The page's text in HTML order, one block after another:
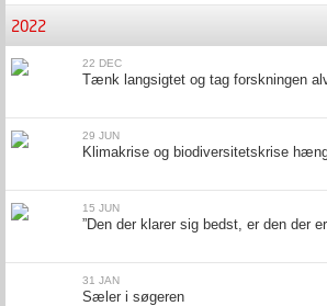
2022
22 DEC
Tænk langsigtet og tag forskningen
29 JUN
Klimakrise og biodiversitetskrise
15 JUN
”Den der klarer sig bedst, er den der
31 JAN
Sæler i søgeren